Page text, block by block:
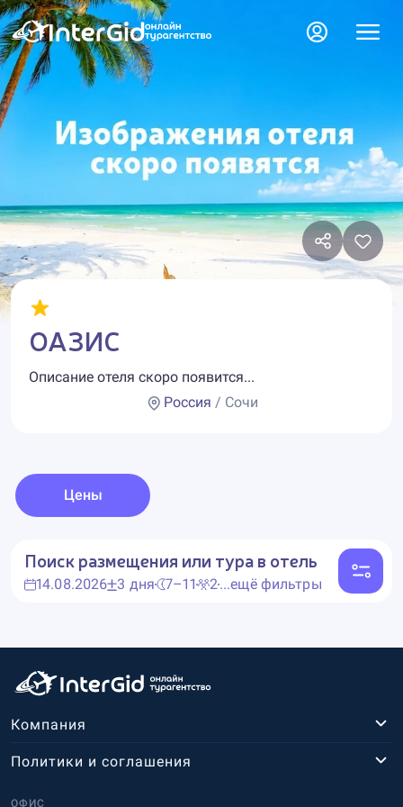
ОАЗИС
Описание отеля скоро появится...
Россия / Сочи
Цены
Поиск размещения или тура в отель
14.08.2026 3 дня 7–11 2...ещё фильтры
Компания
ОФИС
Политики и соглашения